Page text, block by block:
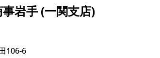
岩手 (一関支店)
106-6